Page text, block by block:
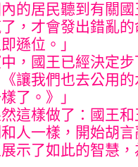
內的居民聽到有關
，才會發出錯亂
遜位。」
中，國王已經決定
讓我們也去公用
了。》」
然這樣做了：國王
人一樣，開始胡
示了如此的智慧